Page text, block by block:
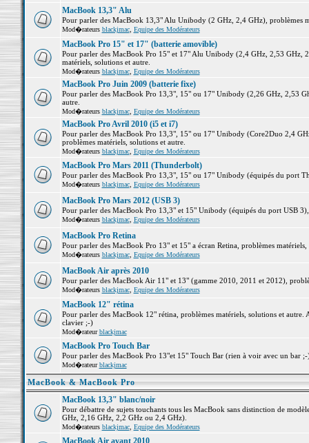
MacBook 13,3" Alu
Pour parler des MacBook 13,3" Alu Unibody (2 GHz, 2,4 GHz), problèmes
Mod�rateurs blackjmac, Equipe des Modérateurs
MacBook Pro 15" et 17" (batterie amovible)
Pour parler des MacBook Pro 15" et 17" Alu Unibody (2,4 GHz, 2,53 GHz,
matériels, solutions et autre.
Mod�rateurs blackjmac, Equipe des Modérateurs
MacBook Pro Juin 2009 (batterie fixe)
Pour parler des MacBook Pro 13,3", 15" ou 17" Unibody (2,26 GHz, 2,53
autre.
Mod�rateurs blackjmac, Equipe des Modérateurs
MacBook Pro Avril 2010 (i5 et i7)
Pour parler des MacBook Pro 13,3", 15" ou 17" Unibody (Core2Duo 2,4
problèmes matériels, solutions et autre.
Mod�rateurs blackjmac, Equipe des Modérateurs
MacBook Pro Mars 2011 (Thunderbolt)
Pour parler des MacBook Pro 13,3", 15" ou 17" Unibody (équipés du port
Mod�rateurs blackjmac, Equipe des Modérateurs
MacBook Pro Mars 2012 (USB 3)
Pour parler des MacBook Pro 13,3" et 15" Unibody (équipés du port USB
Mod�rateurs blackjmac, Equipe des Modérateurs
MacBook Pro Retina
Pour parler des MacBook Pro 13" et 15" a écran Retina, problèmes matériels,
Mod�rateurs blackjmac, Equipe des Modérateurs
MacBook Air après 2010
Pour parler des MacBook Air 11" et 13" (gamme 2010, 2011 et 2012),
Mod�rateurs blackjmac, Equipe des Modérateurs
MacBook 12" rétina
Pour parler des MacBook 12" rétina, problèmes matériels, solutions et
clavier ;-)
Mod�rateurblackjmac
MacBook Pro Touch Bar
Pour parler des MacBook Pro 13"et 15" Touch Bar (rien à voir avec un bar
Mod�rateurblackjmac
MacBook & MacBook Pro
MacBook 13,3" blanc/noir
Pour débattre de sujets touchants tous les MacBook sans distinction de
GHz, 2,16 GHz, 2,2 GHz ou 2,4 GHz).
Mod�rateurs blackjmac, Equipe des Modérateurs
MacBook Air avant 2010